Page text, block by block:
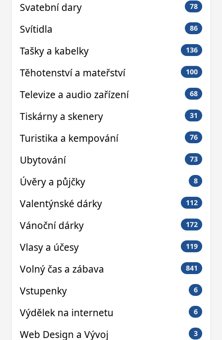
Svatební dary 78
Svítidla 86
Tašky a kabelky 136
Těhotenství a mateřství 100
Televize a audio zařízení 68
Tiskárny a skenery 31
Turistika a kempování 76
Ubytování 73
Úvěry a půjčky 8
Valentýnské dárky 112
Vánoční dárky 172
Vlasy a účesy 119
Volný čas a zábava 841
Vstupenky 6
Výdělek na internetu 6
Web Design a Vývoj 3